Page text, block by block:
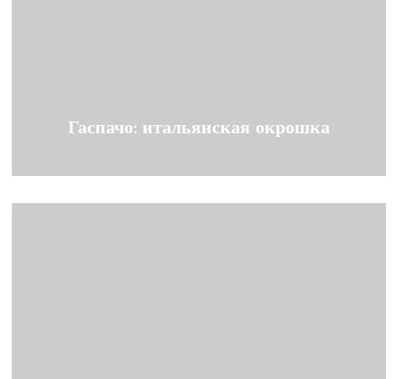
Гаспачо: итальянская окрошка